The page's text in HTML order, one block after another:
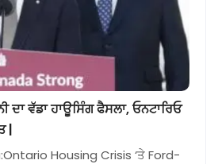
ਦਾ ਵੱਡਾ ਹਾਊਸਿੰਗ ਫੈਸਲਾ, ਓਨਟਾਰਿਓ
|
Housing Crisis ‘ਤੇ Ford-